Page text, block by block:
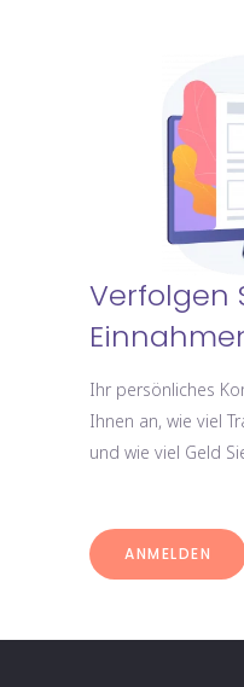
Verfolgen
Ihr persönliches
Ihnen an, wie viel
und wie viel Geld
ANMELDEN